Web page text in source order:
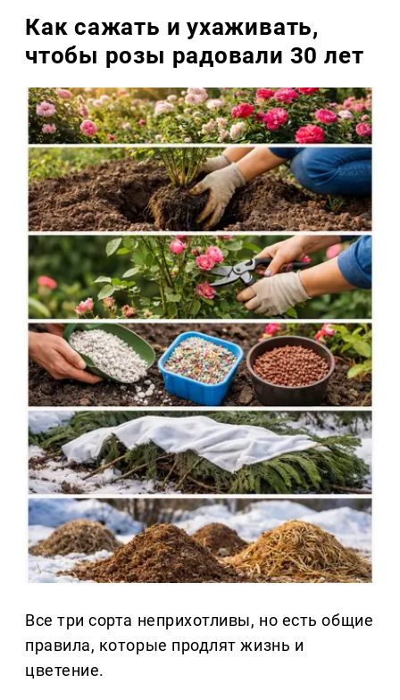
Как сажать и ухаживать,
чтобы розы радовали 30 лет
Все три сорта неприхотливы, но есть общие
правила, которые продлят жизнь и
цветение.